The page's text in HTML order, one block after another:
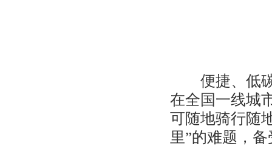
便捷、低碳
在全国一线城
可随地骑行随
里”的难题，